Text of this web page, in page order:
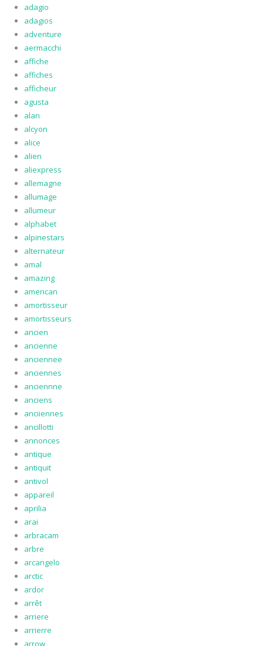
adagio
adagios
adventure
aermacchi
affiche
affiches
afficheur
agusta
alan
alcyon
alice
alien
aliexpress
allemagne
allumage
allumeur
alphabet
alpinestars
alternateur
amal
amazing
american
amortisseur
amortisseurs
ancien
ancienne
anciennee
anciennes
anciennne
anciens
anciiennes
ancillotti
annonces
antique
antiquit
antivol
appareil
aprilia
arai
arbracam
arbre
arcangelo
arctic
ardor
arrêt
arriere
arrierre
arrow